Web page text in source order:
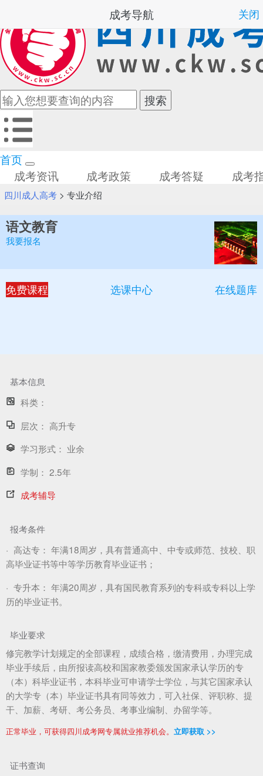
首页
成考资讯
成考政策 成考答疑 成考
四川成人高考> 专业介绍
语文教育
我要报名
免费课程 选课中心 在线题库
基本信息
科类：
层次： 高升专
学习形式： 业余
学制： 2.5年
成考辅导
报考条件
· 高达专： 年满18周岁，具有普通高中、中专或师范、技校、职
高毕业证书等中等学历教育毕业证书；
· 专升本： 年满20周岁，具有国民教育系列的专科或专科以上学
历的毕业证书。
毕业要求
修完教学计划规定的全部课程，成绩合格，缴清费用，办理完成
毕业手续后，由所报读高校和国家教委颁发国家承认学历的专
（本）科毕业证书，本科毕业可申请学士学位，与其它国家承认
的大学专（本）毕业证书具有同等效力，可入社保、评职称、提
干、加薪、考研、考公务员、考事业编制、办留学等。
正常毕业，可获得四川成考网专属就业推荐机会。 立即获取 >>
证书查询
成考导航 关闭